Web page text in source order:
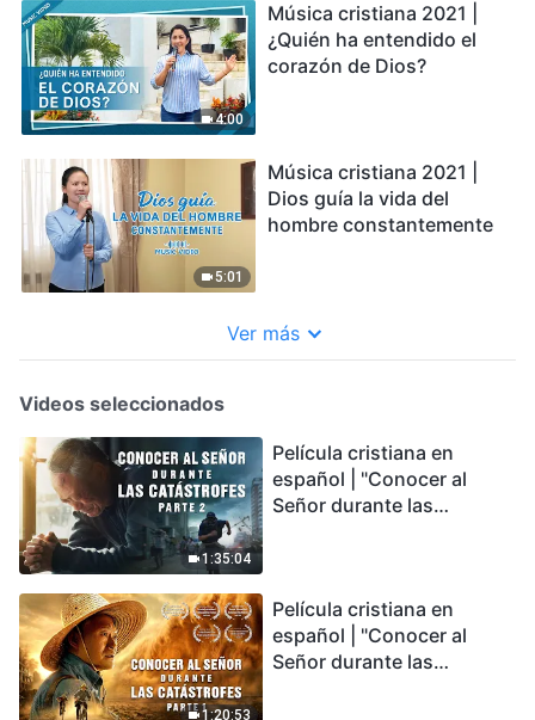
4:00
Música cristiana 2021 |
¿Quién ha entendido el
corazón de Dios?
5:01
Música cristiana 2021 |
Dios guía la vida del
hombre constantemente
Ver más
Videos seleccionados
1:35:04
Película cristiana en
español | "Conocer al
Señor durante las
podemos sobrevivir?
1:20:53
Película cristiana en
español | "Conocer al
Señor durante las